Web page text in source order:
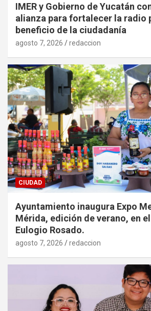
IMER y Gobierno de Yucatán
alianza para fortalecer la radio
beneficio de la ciudadanía
agosto 7, 2026 redaccion
CIUDAD
Ayuntamiento inaugura Expo
Mérida, edición de verano, en
Eulogio Rosado.
agosto 7, 2026 redaccion